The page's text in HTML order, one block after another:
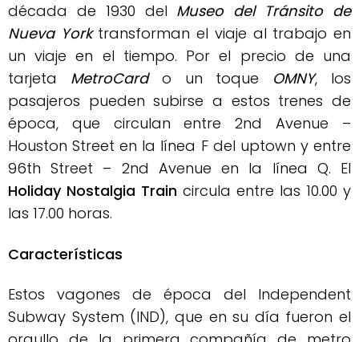
década de 1930 del Museo del Tránsito de
Nueva Yorktransforman el viaje al trabajo en
un viaje en el tiempo. Por el precio de una
tarjeta MetroCardo un toque OMNY, los
pasajeros pueden subirse a estos trenes de
época, que circulan entre 2nd Avenue –
Houston Street en la línea F del uptown y entre
96th Street – 2nd Avenue en la línea Q. El
Holiday Nostalgia Train circula entre las 10.00 y
las 17.00 horas.
Características
Estos vagones de época del Independent
Subway System (IND), que en su día fueron el